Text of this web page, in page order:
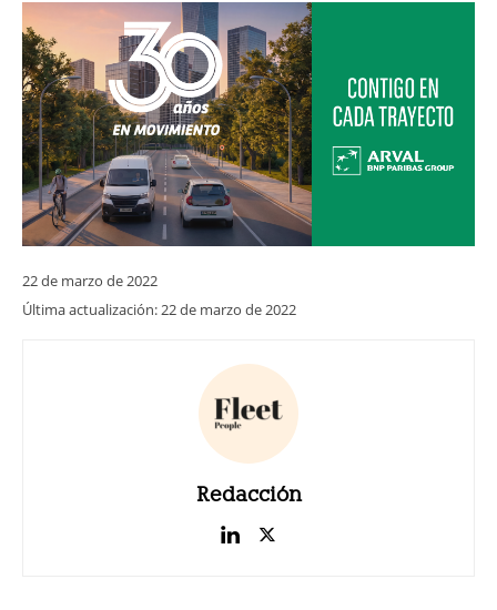
22 de marzo de 2022
Última actualización:22 de marzo de 2022
Redacción